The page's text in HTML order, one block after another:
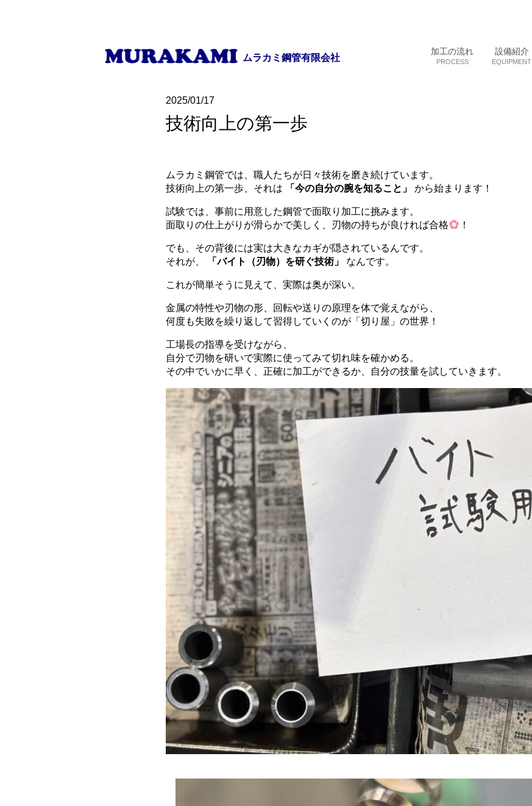
ムラカミ鋼管有限会社
加工の流れ
PROCESS
設備紹介
EQUIPMENT
2025/01/17
技術向上の第一歩
ムラカミ鋼管では、職人たちが日々技術を磨き続けています。
技術向上の第一歩、それは
「今の自分の腕を知ること」 から始まります！
試験では、事前に用意した鋼管で面取り加工に挑みます。
面取りの仕上がりが滑らかで美しく、刃物の持ちが良ければ合格
！
でも、その背後には実は大きなカギが隠されているんです。
それが、
「バイト（刃物）を研ぐ技術」 なんです。
これが簡単そうに見えて、実際は奥が深い。
金属の特性や刃物の形、回転や送りの原理を体で覚えながら、
何度も失敗を繰り返して習得していくのが「切り屋」の世界！
工場長の指導を受けながら、
自分で刃物を研いで実際に使ってみて切れ味を確かめる。
その中でいかに早く、正確に加工ができるか、自分の技量を試していきます。